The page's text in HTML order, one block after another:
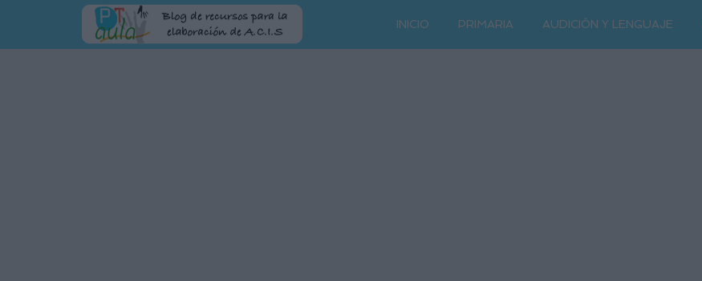
INICIO PRIMARIA AUDICIÓN Y LENGUAJE